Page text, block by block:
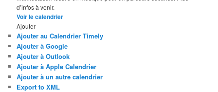
d’infos à venir.
Voir le calendrier
Ajouter
Ajouter au Calendrier Timely
Ajouter à Google
Ajouter à Outlook
Ajouter à Apple Calendrier
Ajouter à un autre calendrier
Export to XML